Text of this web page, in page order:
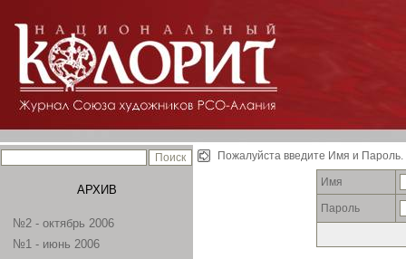
АРХИВ
№2 - октябрь 2006
№1 - июнь 2006
Пожалуйста введите Имя и Пароль.
Имя
Пароль